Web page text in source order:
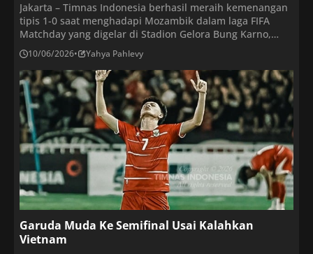
Jakarta – Timnas Indonesia berhasil meraih kemenangan
tipis 1-0 saat menghadapi Mozambik dalam laga FIFA
Matchday yang digelar di Stadion Gelora Bung Karno,
Selasa (9/6/2026) malam WIB. Gol semata wayang
Indonesia lahir pada menit ke-12 melalui aksi Ole
Romeny. Penyerang naturalisasi itu memanfaatkan
umpan matang Ragnar Oratmangoen sebelum melewati
kiper lawan dan menceploskan bola ke […]
10/06/2026• Yahya Pahlevy
Garuda Muda Ke Semifinal Usai Kalahkan
Vietnam